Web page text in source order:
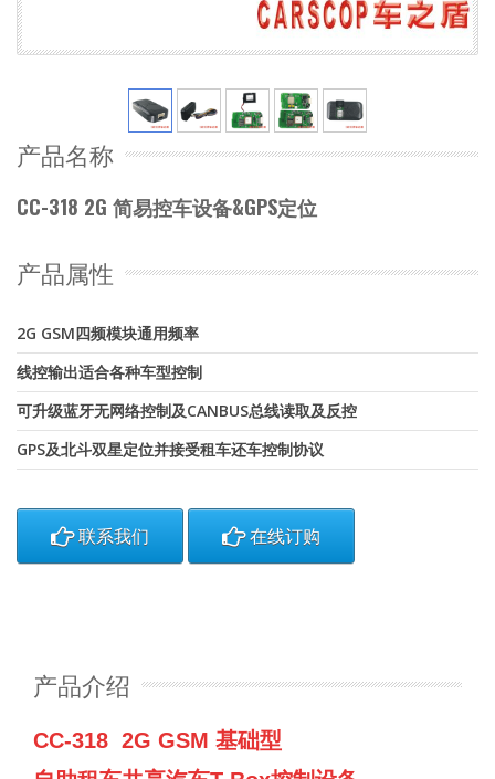
产品名称
CC-318 2G 简易控车设备&GPS定位
产品属性
2G GSM四频模块通用频率
线控输出适合各种车型控制
可升级蓝牙无网络控制及CANBUS总线读取及反控
GPS及北斗双星定位并接受租车还车控制协议
联系我们 在线订购
产品介绍
CC-318 2G GSM 基础型